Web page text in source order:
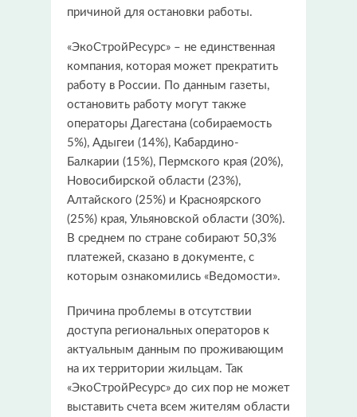
причиной для остановки работы.
«ЭкоСтройРесурс» – не единственная
компания, которая может прекратить
работу в России. По данным газеты,
остановить работу могут также
операторы Дагестана (собираемость
5%), Адыгеи (14%), Кабардино-
Балкарии (15%), Пермского края (20%),
Новосибирской области (23%),
Алтайского (25%) и Красноярского
(25%) края, Ульяновской области (30%).
В среднем по стране собирают 50,3%
платежей, сказано в документе, с
которым ознакомились «Ведомости».
Причина проблемы в отсутствии
доступа региональных операторов к
актуальным данным по проживающим
на их территории жильцам. Так
«ЭкоСтройРесурс» до сих пор не может
выставить счета всем жителям области